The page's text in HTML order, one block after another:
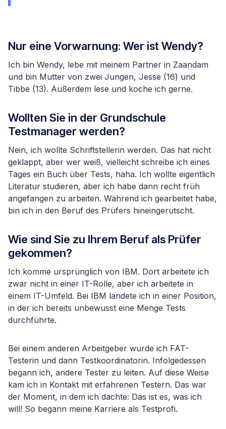
Nur eine Vorwarnung: Wer ist Wendy?
Ich bin Wendy, lebe mit meinem Partner in Zaandam
und bin Mutter von zwei Jungen, Jesse (16) und
Tibbe (13). Außerdem lese und koche ich gerne.
Wollten Sie in der Grundschule
Testmanager werden?
Nein, ich wollte Schriftstellerin werden. Das hat nicht
geklappt, aber wer weiß, vielleicht schreibe ich eines
Tages ein Buch über Tests, haha. Ich wollte eigentlich
Literatur studieren, aber ich habe dann recht früh
angefangen zu arbeiten. Während ich gearbeitet habe,
bin ich in den Beruf des Prüfers hineingerutscht.
Wie sind Sie zu Ihrem Beruf als Prüfer
gekommen?
Ich komme ursprünglich von IBM. Dort arbeitete ich
zwar nicht in einer IT-Rolle, aber ich arbeitete in
einem IT-Umfeld. Bei IBM landete ich in einer Position,
in der ich bereits unbewusst eine Menge Tests
durchführte.
Bei einem anderen Arbeitgeber wurde ich FAT-
Testerin und dann Testkoordinatorin. Infolgedessen
begann ich, andere Tester zu leiten. Auf diese Weise
kam ich in Kontakt mit erfahrenen Testern. Das war
der Moment, in dem ich dachte: Das ist es, was ich
will! So begann meine Karriere als Testprofi.